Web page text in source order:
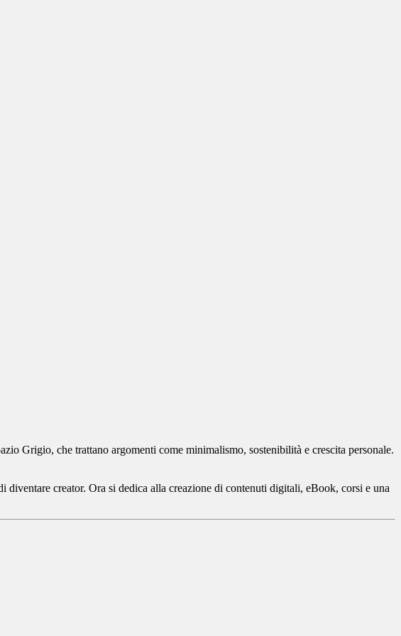
Grigio, che trattano argomenti come minimalismo, sostenibilità e crescita personale.
creator. Ora si dedica alla creazione di contenuti digitali, eBook, corsi e una